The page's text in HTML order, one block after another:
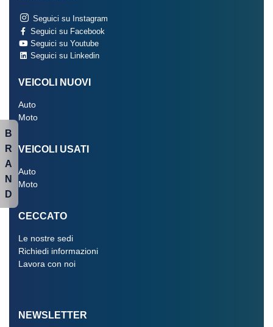
Seguici su Instagram
Seguici su Facebook
Seguici su Youtube
Seguici su Linkedin
VEICOLI NUOVI
Auto
Moto
VEICOLI USATI
Auto
Moto
CECCATO
Le nostre sedi
Richiedi informazioni
Lavora con noi
NEWSLETTER
B
R
A
N
D